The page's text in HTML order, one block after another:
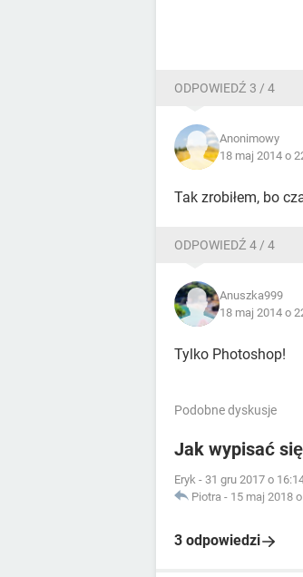
ODPOWIEDŹ 3 / 4
Anonimowy
18 maj 2014 o
Tak zrobiłem, bo
ODPOWIEDŹ 4 / 4
Anuszka999
18 maj 2014 o
Tylko Photoshop!
Podobne dyskusje
Jak wypisać
Eryk - 31 gru 2017 o
Piotra - 15 maj 2018
3 odpowiedzi